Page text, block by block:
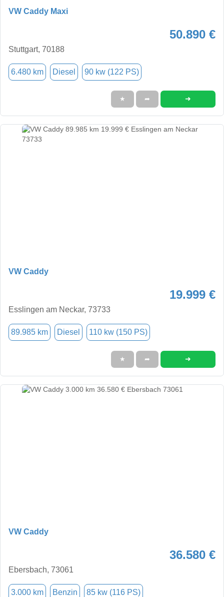
VW Caddy Maxi
50.890 €
Stuttgart, 70188
6.480 km Diesel 90 kw (122 PS)
★ ➦ ➜
VW Caddy
19.999 €
Esslingen am Neckar, 73733
89.985 km Diesel 110 kw (150 PS)
★ ➦ ➜
VW Caddy
36.580 €
Ebersbach, 73061
3.000 km Benzin 85 kw (116 PS)